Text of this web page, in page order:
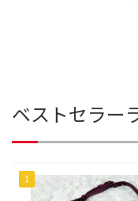
ベストセラー